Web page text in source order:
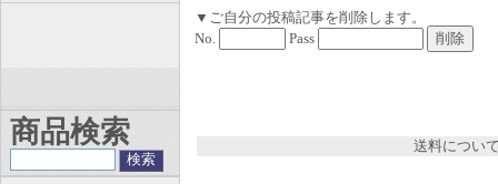
▼ご自分の投稿記事を削除します。
No.
Pass
送料につい
商品検索